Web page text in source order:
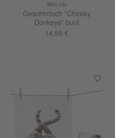
MALUU
Geschirrtuch "Cheeky
Donkeys" bunt
14,95 €